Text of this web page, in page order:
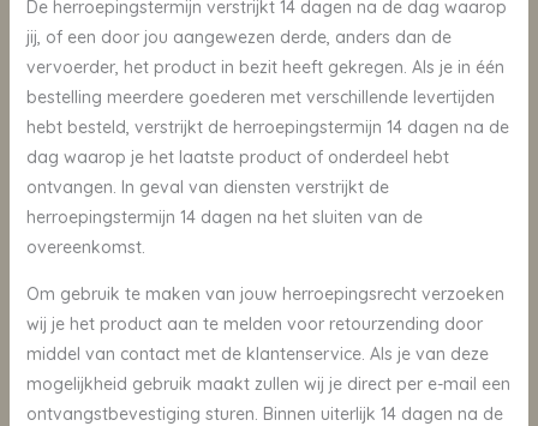
De herroepingstermijn verstrijkt 14 dagen na de dag waarop
jij, of een door jou aangewezen derde, anders dan de
vervoerder, het product in bezit heeft gekregen. Als je in één
bestelling meerdere goederen met verschillende levertijden
hebt besteld, verstrijkt de herroepingstermijn 14 dagen na de
dag waarop je het laatste product of onderdeel hebt
ontvangen. In geval van diensten verstrijkt de
herroepingstermijn 14 dagen na het sluiten van de
overeenkomst.
Om gebruik te maken van jouw herroepingsrecht verzoeken
wij je het product aan te melden voor retourzending door
middel van contact met de klantenservice. Als je van deze
mogelijkheid gebruik maakt zullen wij je direct per e-mail een
ontvangstbevestiging sturen. Binnen uiterlijk 14 dagen na de